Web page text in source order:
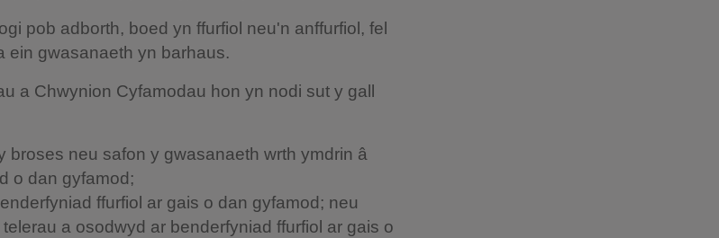
pob adborth, boed yn ffurfiol neu'n anffurfiol, fel
ein gwasanaeth yn barhaus.
a Chwynion Cyfamodau hon yn nodi sut y gall
broses neu safon y gwasanaeth wrth ymdrin â
o dan gyfamod;
ffurfiol ar gais o dan gyfamod; neu
a osodwyd ar benderfyniad ffurfiol ar gais o